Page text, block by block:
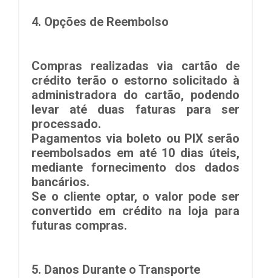
4. Opções de Reembolso
Compras realizadas via cartão de
crédito terão o estorno solicitado à
administradora do cartão, podendo
levar até duas faturas para ser
processado.
Pagamentos via boleto ou PIXserão
reembolsados em até 10 dias úteis,
mediante fornecimento dos dados
bancários.
Se o cliente optar, o valor pode ser
convertido em crédito na loja para
futuras compras.
5. Danos Durante o Transporte